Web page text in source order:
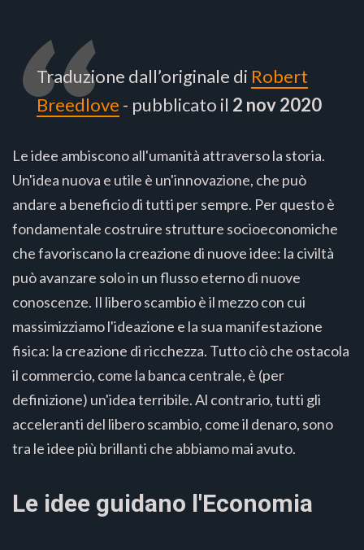
Traduzione dall’originale di Robert
Breedlove - pubblicato il 2 nov 2020
Le idee ambiscono all'umanità attraverso la storia.
Un'idea nuova e utile è un'innovazione, che può
andare a beneficio di tutti per sempre. Per questo è
fondamentale costruire strutture socioeconomiche
che favoriscano la creazione di nuove idee: la civiltà
può avanzare solo in un flusso eterno di nuove
conoscenze. Il libero scambio è il mezzo con cui
massimizziamo l'ideazione e la sua manifestazione
fisica: la creazione di ricchezza. Tutto ciò che ostacola
il commercio, come la banca centrale, è (per
definizione) un'idea terribile. Al contrario, tutti gli
acceleranti del libero scambio, come il denaro, sono
tra le idee più brillanti che abbiamo mai avuto.
Le idee guidano l'Economia